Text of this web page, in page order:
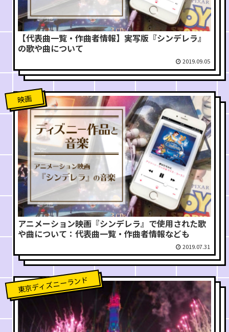
【代表曲一覧・作曲者情報】実写版『シンデレラ』
の歌や曲について
2019.09.05
映画
アニメーション映画『シンデレラ』で使用された歌
や曲について：代表曲一覧・作曲者情報なども
2019.07.31
東京ディズニーランド